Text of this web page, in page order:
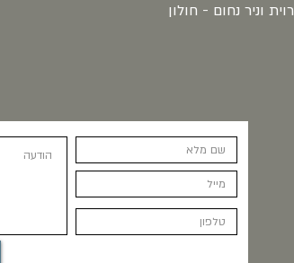
רוית וניר נחום - חולון